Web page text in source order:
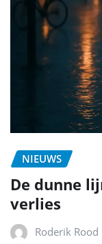
NIEUWS
De dunne
verlies
Roderik Rood